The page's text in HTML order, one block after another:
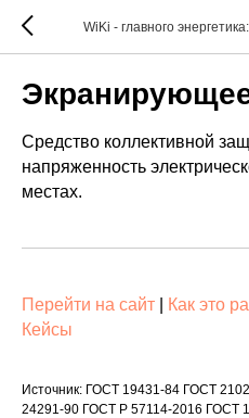
WiKi - главного
Средство коллективной
напряженность
местах.
Перейти на сайт Как это
Кейсы
Источник: ГОСТ 19431-84 ГОСТ
24291-90 ГОСТ Р 57114-2016 ГОСТ